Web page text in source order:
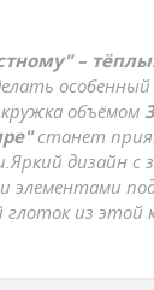
–
особенный
объёмом
станет
дизайн
элементами
из этой